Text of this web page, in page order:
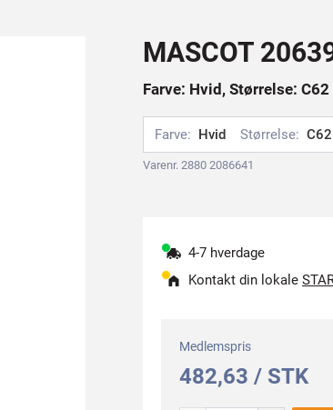
MASCOT
Farve: Hvid, Størrelse:
Farve: Hvid Størrelse:
Varenr. 2880 2086641
4-7 hverdage
Kontakt din lokale
Medlemspris
482,63 / STK